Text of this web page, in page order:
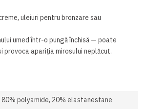
uleiuri pentru bronzare sau
umed într-o pungă închisă — poate
apariția mirosului neplăcut.
80% polyamide, 20% elastanestane